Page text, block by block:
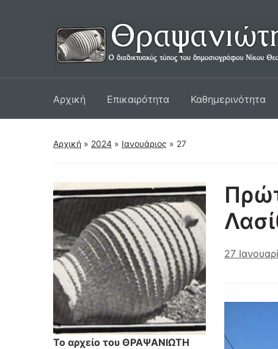
Αρχική Επικαιρότητα Καθημερινότητα
Αρχική » 2024 » Ιανουάριος » 27
Το αρχείο του ΘΡΑΨΑΝΙΩΤΗ
27